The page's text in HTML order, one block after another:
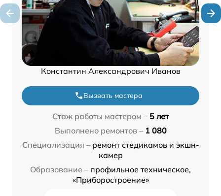
Константин Александрович Иванов
Вызвать мастера
Стаж работы мастером – 5 лет
Выполнено ремонтов – 1 080
Специализация – ремонт стедикамов и экшн-
камер
Образование – профильное техническое,
«Приборостроение»